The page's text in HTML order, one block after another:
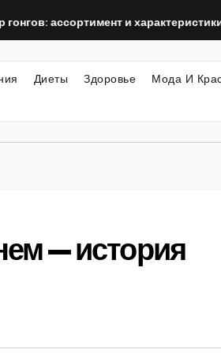
и характеристики
Диеты Здоровье Мода И
— история